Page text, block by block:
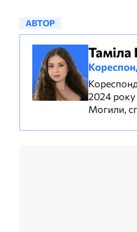
АВТОР
2024 року
Могили,